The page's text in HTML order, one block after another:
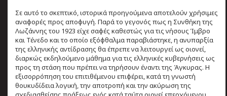
Σε αυτό το σκεπτικό, ιστορικά προηγούμενα αποτελούν χρήσιμες
αναφορές προς αποφυγή. Παρά το γεγονός πως η Συνθήκη της
Λωζάννης του 1923 είχε σαφές καθεστώς για τις νήσους Ίμβρο
και Τένεδο και το οποίο εξόφθαλμα παραβιάστηκε, η ανυπαρξία
της ελληνικής αντίδρασης θα έπρεπε να λειτουργεί ως οιονεί,
διαρκώς εκδηλούμενο μάθημα για τις ελληνικές κυβερνήσεις ως
προς τη στάση που πρέπει να τηρήσουν έναντι της Άγκυρας. Η
εξισορρόπηση του επιτιθέμενου επιφέρει, κατά τη γνωστή
θουκυδίδεια λογική, την αποτροπή και την ακύρωση της